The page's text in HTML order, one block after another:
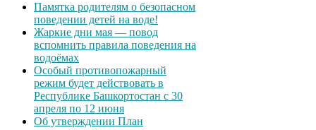
Памятка родителям о безопасном
поведении детей на воде!
Жаркие дни мая — повод
вспомнить правила поведения на
водоёмах
Особый противопожарный
режим будет действовать в
Республике Башкортостан с 30
апреля по 12 июня
Об утверждении План